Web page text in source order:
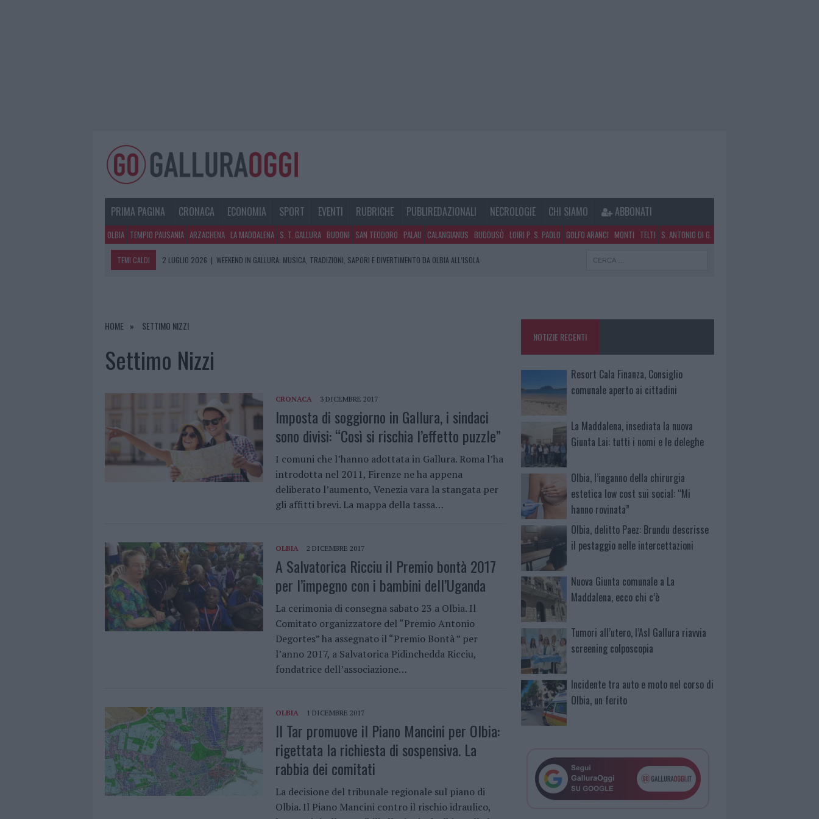
PRIMA PAGINA CRONACA ECONOMIA SPORT EVENTI RUBRICHE PUBLIREDAZIONALI NECROLOGIE CHI SIAMO ABBONATI
OLBIA TEMPIO PAUSANIA ARZACHENA LA MADDALENA S. T. GALLURA BUDONI SAN TEODORO PALAU CALANGIANUS BUDDUSÒ LOIRI P. S. PAOLO GOLFO ARANCI MONTI TELTI S. ANTONIO DI G.
TEMI CALDI 2 LUGLIO 2026 | WEEKEND IN GALLURA: MUSICA, TRADIZIONI, SAPORI E DIVERTIMENTO DA OLBIA ALL’ISOLA
2 LUGLIO 2026 | IL GOVERNO REVOCA LA ZES, STOP AL PROGETTO DI CALA FINANZA: “VITTORIA DI TUTTI I SARDI”
2 LUGLIO 2026 | ASL GALLURA, SUCCESSO DELL’OSPEDALE DI COMUNITÀ DI OLBIA
HOME SETTIMO NIZZI
Settimo Nizzi
CRONACA 3 DICEMBRE 2017
Imposta di soggiorno in Gallura, i sindaci
sono divisi: “Così si rischia l’effetto puzzle”
I comuni che l’hanno adottata in Gallura. Roma l’ha
introdotta nel 2011, Firenze ne ha appena
deliberato l’aumento, Venezia vara la stangata per
gli affitti brevi. La mappa della tassa…
OLBIA 2 DICEMBRE 2017
A Salvatorica Ricciu il Premio bontà 2017
per l’impegno con i bambini dell’Uganda
La cerimonia di consegna sabato 23 a Olbia. Il
Comitato organizzatore del “Premio Antonio
Degortes” ha assegnato il “Premio Bontà ” per
l’anno 2017, a Salvatorica Pidinchedda Ricciu,
fondatrice dell’associazione…
OLBIA 1 DICEMBRE 2017
Il Tar promuove il Piano Mancini per Olbia:
rigettata la richiesta di sospensiva. La
rabbia dei comitati
La decisione del tribunale regionale sul piano di
Olbia. Il Piano Mancini contro il rischio idraulico,
NOTIZIE RECENTI
Resort Cala Finanza, Consiglio
comunale aperto ai cittadini
La Maddalena, insediata la nuova
Giunta Lai: tutti i nomi e le deleghe
Olbia, l’inganno della chirurgia
estetica low cost sui social: “Mi
hanno rovinata”
Olbia, delitto Paez: Brundu descrisse
il pestaggio nelle intercettazioni
Nuova Giunta comunale a La
Maddalena, ecco chi c’è
Tumori all’utero, l’Asl Gallura riavvia
screening colposcopia
Incidente tra auto e moto nel corso di
Olbia, un ferito